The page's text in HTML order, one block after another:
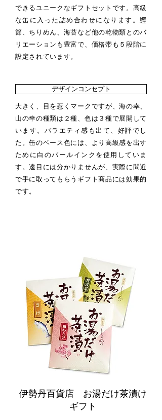
できるユニークなギフトセットです。高級
な缶に入った詰め合わせになります。鰹
節、ちりめん、海苔など他の乾物類とのバ
リエーションも豊富で、価格帯も５段階に
設定されています。
デザインコンセプト
大きく、目を惹くマークですが、海の幸、
山の幸の種類は２種、色は３種で展開して
います。バラエティ感も出て、好評でし
た。缶のベース色には、より高級感を出す
ために白のパールインクを使用していま
す。遠目には分かりませんが、実際に間近
で手に取ってもらうギフト商品には効果的
です。
伊勢丹百貨店 お湯だけ茶漬け
ギフト